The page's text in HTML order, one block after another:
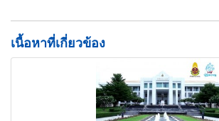
เนื้อหาที่เกี่ยวข้อง